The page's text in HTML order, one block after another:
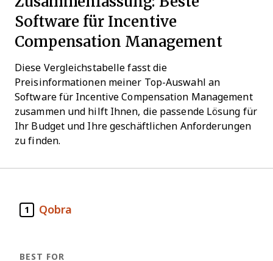
Software für Incentive
Compensation Management
Diese Vergleichstabelle fasst die
Preisinformationen meiner Top-Auswahl an
Software für Incentive Compensation Management
zusammen und hilft Ihnen, die passende Lösung für
Ihr Budget und Ihre geschäftlichen Anforderungen
zu finden.
1 Qobra